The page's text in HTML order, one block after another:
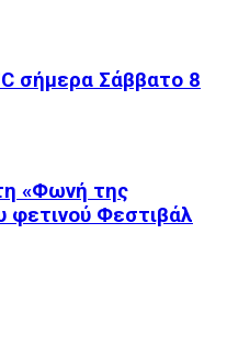
σήμερα Σάββατο 8
«Φωνή της
φετινού Φεστιβάλ